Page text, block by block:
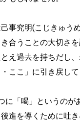
事究明(こじきゅう
合うことの大切さ
え過去を持ちだし
ここ」に引き戻し
に「喝」というのが
進を導くために吐